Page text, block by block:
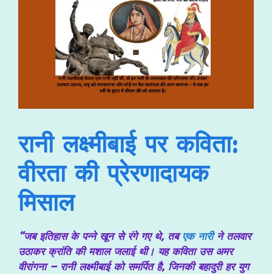
रानी लक्ष्मीबाई पर कविता:
वीरता की प्रेरणादायक
मिसाल
“जब इतिहास के पन्ने खून से रंगे गए थे, तबएक नारीने तलवार
उठाकर क्रांति की मशाल जलाई थी। यह कविता उस अमर
वीरांगना – रानी लक्ष्मीबाई को समर्पित है, जिनकी बहादुरी हर युग